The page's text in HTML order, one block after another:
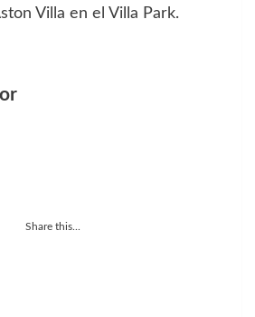
Villa en el Villa Park.
Share this...